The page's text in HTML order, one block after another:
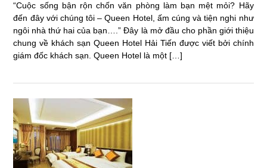
“Cuộc sống bận rộn chốn văn phòng làm bạn mệt mỏi? Hãy
đến đây với chúng tôi – Queen Hotel, ấm cúng và tiện nghi như
ngôi nhà thứ hai của bạn….” Đây là mở đầu cho phần giới thiệu
chung về khách sạn Queen Hotel Hải Tiến được viết bởi chính
giám đốc khách sạn. Queen Hotel là một […]